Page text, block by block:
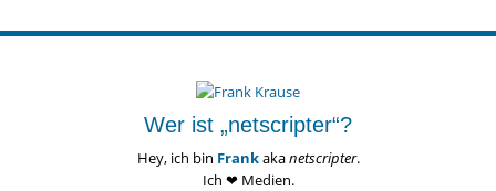
Wer ist „netscripter“?
Hey, ich bin Frankakanetscripter.
Ich ❤ Medien.